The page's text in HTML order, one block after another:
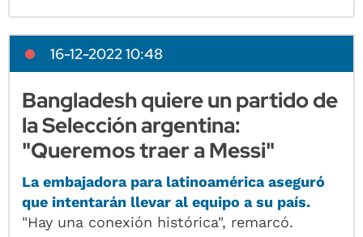
16-12-2022 10:48
Bangladesh quiere un partido de
la Selección argentina:
"Queremos traer a Messi"
La embajadora para latinoamérica aseguró
que intentarán llevar al equipo a su país.
"Hay una conexión histórica", remarcó.